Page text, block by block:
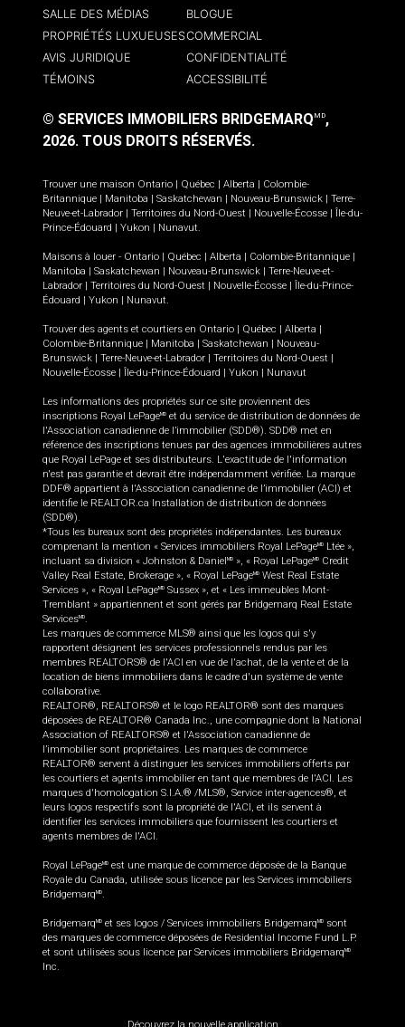
SALLE DES MÉDIAS
BLOGUE
PROPRIÉTÉS LUXUEUSESCOMMERCIAL
AVIS JURIDIQUE
CONFIDENTIALITÉ
TÉMOINS
ACCESSIBILITÉ
© SERVICES IMMOBILIERS BRIDGEMARQ MD,
2026. TOUS DROITS RÉSERVÉS.
Trouver une maison Ontario Québec Alberta
Colombie-
Britannique
Manitoba Saskatchewan Nouveau-Brunswick
Terre-
Neuve-et-Labrador
Territoires du Nord-Ouest Nouvelle-Écosse
Île-du-
Prince-Édouard
Yukon Nunavut.
Maisons à louer - Ontario Québec Alberta Colombie-Britannique
Manitoba
Saskatchewan Nouveau-Brunswick
Terre-Neuve-et-
Labrador
Territoires du Nord-Ouest Nouvelle-Écosse
Île-du-Prince-
Édouard
Yukon Nunavut.
Trouver des agents et courtiers en Ontario Québec Alberta
Colombie-Britannique
Manitoba Saskatchewan
Nouveau-
Brunswick
Terre-Neuve-et-Labrador Territoires du Nord-Ouest
Nouvelle-Écosse
Île-du-Prince-Édouard Yukon Nunavut
Les informations des propriétés sur ce site proviennent des
inscriptions Royal LePageMD et du service de distribution de données de
l'Association canadienne de l’immobilier (SDD®). SDD® met en
référence des inscriptions tenues par des agences immobilières autres
que Royal LePage et ses distributeurs. L'exactitude de l'information
n'est pas garantie et devrait être indépendamment vérifiée. La marque
DDF® appartient à l'Association canadienne de l’immobilier (ACI) et
identifie le REALTOR.ca Installation de distribution de données
(SDD®).
*Tous les bureaux sont des propriétés indépendantes. Les bureaux
comprenant la mention « Services immobiliers Royal LePageMD
Ltée »,
incluant sa division « Johnston & Daniel MD », « Royal LePageMD
Credit
Valley Real Estate, Brokerage », « Royal LePageMD West Real Estate
Services », « Royal LePageMD Sussex », et « Les immeubles Mont-
Tremblant » appartiennent et sont gérés par Bridgemarq Real Estate
ServicesMD.
Les marques de commerce MLS® ainsi que les logos qui s'y
rapportent désignent les services professionnels rendus par les
membres REALTORS® de l'ACI en vue de l'achat, de la vente et de la
location de biens immobiliers dans le cadre d'un système de vente
collaborative.
REALTOR®, REALTORS® et le logo REALTOR® sont des marques
déposées de REALTOR® Canada Inc., une compagnie dont la National
Association of REALTORS® et l'Association canadienne de
l’immobilier sont propriétaires. Les marques de commerce
REALTOR® servent à distinguer les services immobiliers offerts par
les courtiers et agents immobilier en tant que membres de l'ACI. Les
marques d'homologation S.I.A.® /MLS®, Service inter-agences®, et
leurs logos respectifs sont la propriété de l'ACI, et ils servent à
identifier les services immobiliers que fournissent les courtiers et
agents membres de l'ACI.
Royal LePageMD est une marque de commerce déposée de la Banque
Royale du Canada, utilisée sous licence par les Services immobiliers
BridgemarqMD.
BridgemarqMD et ses logos / Services immobiliers BridgemarqMD
sont
des marques de commerce déposées de Residential Income Fund L.P.
et sont utilisées sous licence par Services immobiliers BridgemarqMD
Inc.